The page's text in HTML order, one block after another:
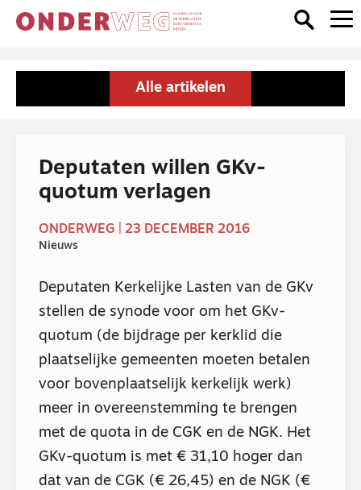
Alle artikelen
Deputaten willen GKv-
quotum verlagen
ONDERWEG | 23 DECEMBER 2016
Nieuws
Deputaten Kerkelijke Lasten van de GKv
stellen de synode voor om het GKv-
quotum (de bijdrage per kerklid die
plaatselijke gemeenten moeten betalen
voor bovenplaatselijk kerkelijk werk)
meer in overeenstemming te brengen
met de quota in de CGK en de NGK. Het
GKv-quotum is met € 31,10 hoger dan
dat van de CGK (€ 26,45) en de NGK (€